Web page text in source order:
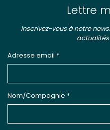
Lettre
Inscrivez-vous à notre
actualités
Adresse email *
Nom/Compagnie *